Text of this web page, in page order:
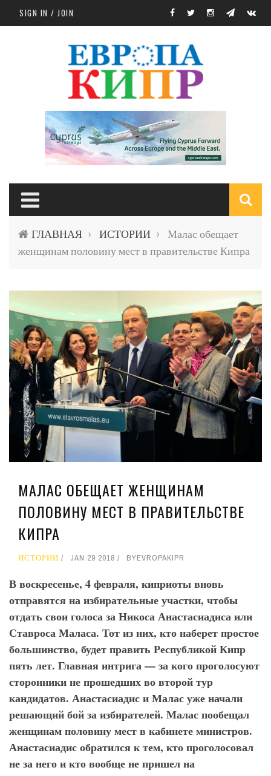
Skip to main content
SIGN IN / JOIN
ГЛАВНАЯ › ИСТОРИИ ›
Малас обещает
женщинам половину мест в правительстве Кипра
МАЛАС ОБЕЩАЕТ ЖЕНЩИНАМ
ПОЛОВИНУ МЕСТ В ПРАВИТЕЛЬСТВЕ
КИПРА
ИСТОРИИ JAN 29 2018 BYEVROPAKIPR
В воскресенье, 4 февраля, киприоты вновь
отправятся на избирательные участки, чтобы
отдать свои голоса за Никоса Анастасиадиса или
Ставроса Маласа. Тот из них, кто наберет простое
большинство, будет править Республикой Кипр
пять лет. Главная интрига — за кого проголосуют
сторонники не прошедших во второй тур
кандидатов. Анастасиадис и Малас уже начали
решающий бой за избирателей. Малас пообещал
женщинам половину мест в кабинете министров.
Анастасиадис обратился к тем, кто проголосовал
не за него и кто вообще не пришел на